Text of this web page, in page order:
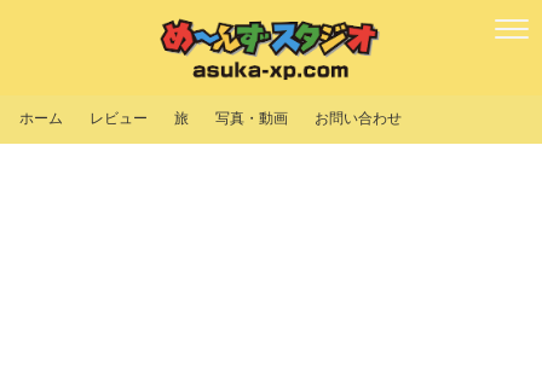
ホーム レビュー 旅 写真・動画 お問い合わせ